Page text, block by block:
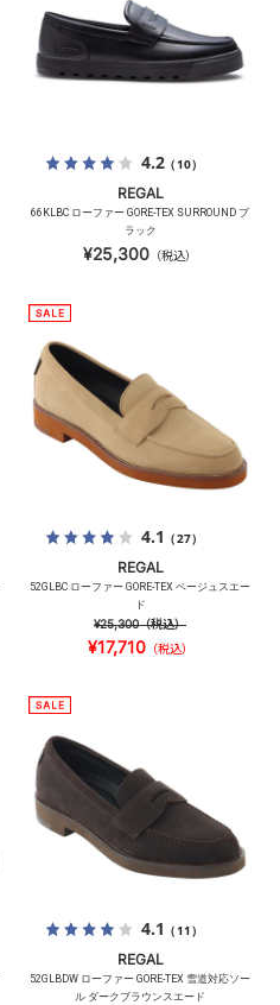
4.2（10）
REGAL
66KLBC ローファー GORE-TEX SURROUND ブ
ラック
¥25,300 （税込）
4.1 （27）
REGAL
52GLBC ローファー GORE-TEX ベージュスエー
ド
¥25,300（税込）
¥17,710（税込）
4.1 （11）
REGAL
52GLBDW ローファー GORE-TEX 雪道対応ソー
ル ダークブラウンスエード